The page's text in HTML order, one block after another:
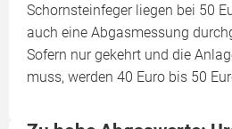
Schornsteinfeger liegen bei 50
auch eine Abgasmessung
Sofern nur gekehrt und die
muss, werden 40 Euro bis 50